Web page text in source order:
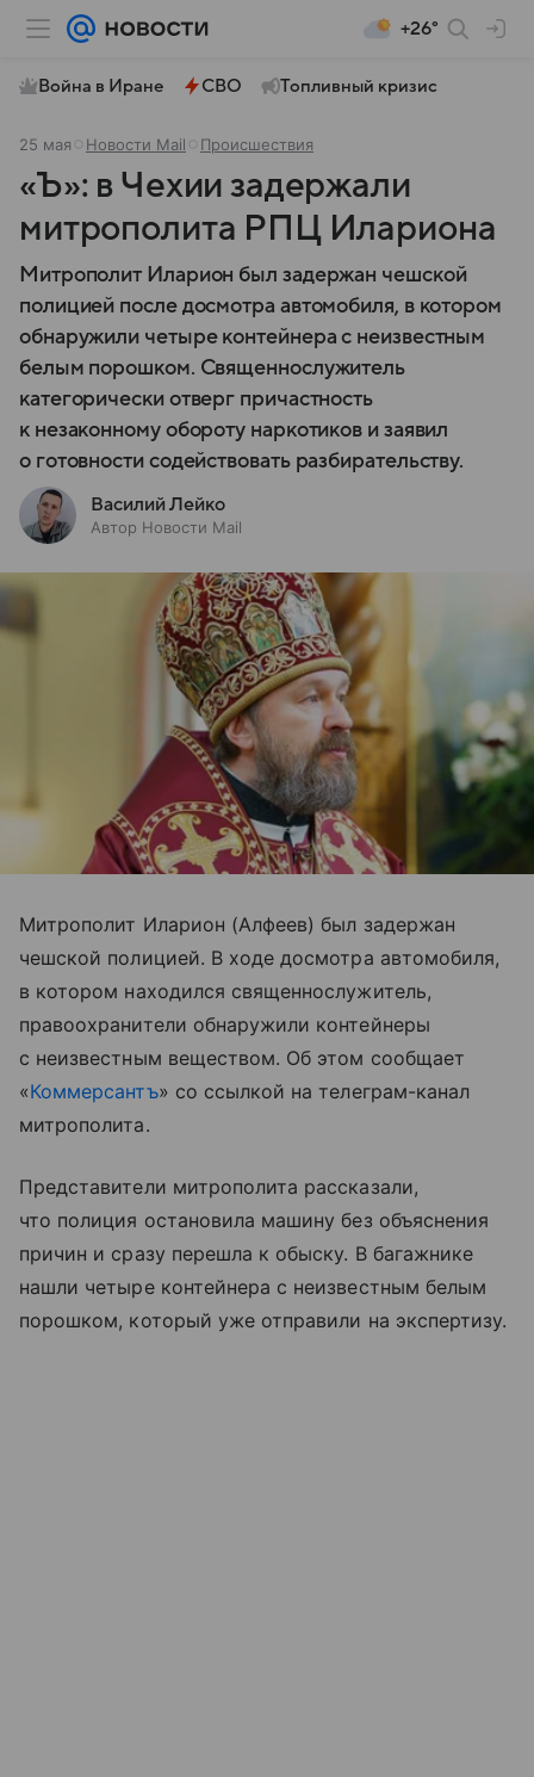
+26°
Война в Иране СВО Топливный кризис
25 мая Новости Mail Происшествия
«Ъ»: в Чехии задержали
митрополита РПЦ Илариона
Митрополит Иларион был задержан чешской
полицией после досмотра автомобиля, в котором
обнаружили четыре контейнера с неизвестным
белым порошком. Священнослужитель
категорически отверг причастность
к незаконному обороту наркотиков и заявил
о готовности содействовать разбирательству.
Василий Лейко
Автор Новости Mail
Митрополит Иларион (Алфеев) был задержан
чешской полицией. В ходе досмотра автомобиля,
в котором находился священнослужитель,
правоохранители обнаружили контейнеры
с неизвестным веществом. Об этом сообщает
«Коммерсантъ» со ссылкой на телеграм-канал
митрополита.
Представители митрополита рассказали,
что полиция остановила машину без объяснения
причин и сразу перешла к обыску. В багажнике
нашли четыре контейнера с неизвестным белым
порошком, который уже отправили на экспертизу.